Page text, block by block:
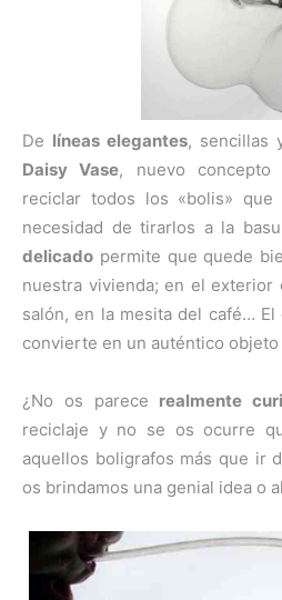
De líneas elegantes, sencillas
Daisy Vase, nuevo
reciclar todos los «bolis» que
necesidad de tirarlos a la
delicado permite que quede
nuestra vivienda; en el
salón, en la mesita del café… El
convierte en un auténtico
¿No os parece realmente
reciclaje y no se os ocurre
aquellos boligrafos más que ir
os brindamos una genial idea o